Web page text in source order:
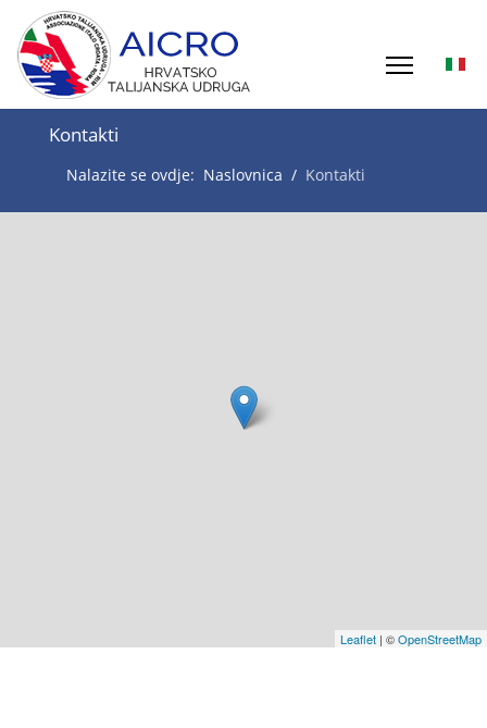
Kontakti
Nalazite se ovdje: Naslovnica Kontakti
Leaflet | ©OpenStreetMap